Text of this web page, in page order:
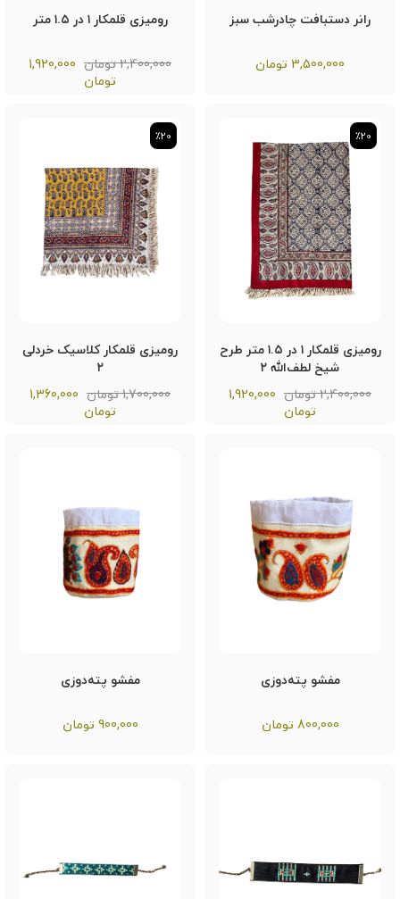
رانر دستبافت چادرشب سبز
3,500,000 تومان
رومیزی قلمکار ۱ در ۱.۵ متر
2,400,000 تومان
1,920,000
تومان
٪20
رومیزی قلمکار ۱ در ۱.۵ متر طرح
شیخ لطف‌الله ۲
2,400,000 تومان
1,920,000
تومان
٪20 ٪20
رومیزی قلمکار کلاسیک خردلی
۲
1,700,000 تومان
1,360,000
تومان
٪20
مفشو پته‌دوزی
800,000 تومان
مفشو پته‌دوزی
900,000 تومان